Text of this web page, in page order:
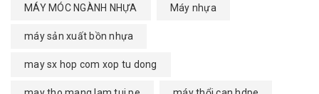
MÁY MÓC NGÀNH NHỰA Máy nhựa
máy sản xuất bồn nhựa
may sx hop com xop tu dong